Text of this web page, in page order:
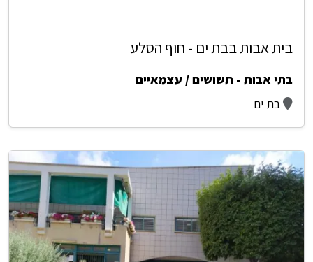
בית אבות בבת ים - חוף הסלע
בתי אבות - תשושים / עצמאיים
בת ים